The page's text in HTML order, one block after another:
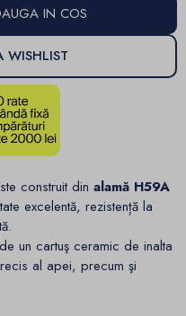
IN COS
WISHLIST
construit din alamă H59A
excelentă, rezistență la
un cartuş ceramic de inalta
al apei, precum şi